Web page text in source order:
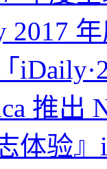
2017
推出
体验